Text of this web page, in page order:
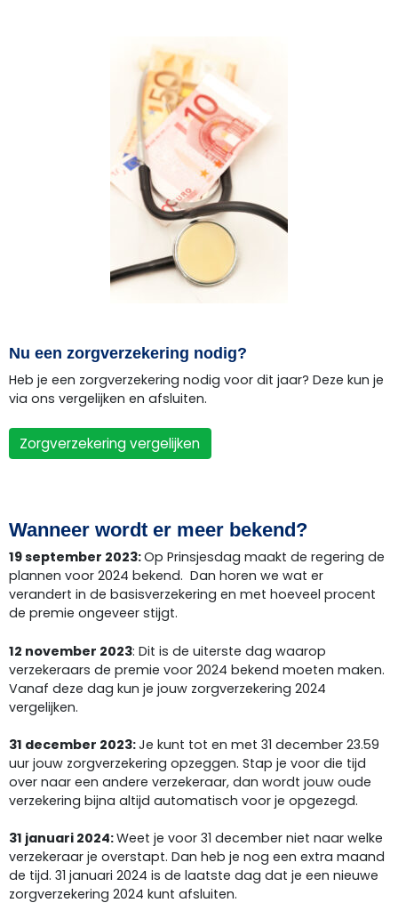
Nu een zorgverzekering nodig?
Heb je een zorgverzekering nodig voor dit jaar? Deze kun je
via ons vergelijken en afsluiten.
Zorgverzekering vergelijken
Wanneer wordt er meer bekend?
19 september 2023:Op Prinsjesdag maakt de regering de
plannen voor 2024 bekend. Dan horen we wat er
verandert in de basisverzekering en met hoeveel procent
de premie ongeveer stijgt.
12 november 2023: Dit is de uiterste dag waarop
verzekeraars de premie voor 2024 bekend moeten maken.
Vanaf deze dag kun je jouw zorgverzekering 2024
vergelijken.
31 december 2023:Je kunt tot en met 31 december 23.59
uur jouw zorgverzekering opzeggen. Stap je voor die tijd
over naar een andere verzekeraar, dan wordt jouw oude
verzekering bijna altijd automatisch voor je opgezegd.
31 januari 2024:Weet je voor 31 december niet naar welke
verzekeraar je overstapt. Dan heb je nog een extra maand
de tijd. 31 januari 2024 is de laatste dag dat je een nieuwe
zorgverzekering 2024 kunt afsluiten.